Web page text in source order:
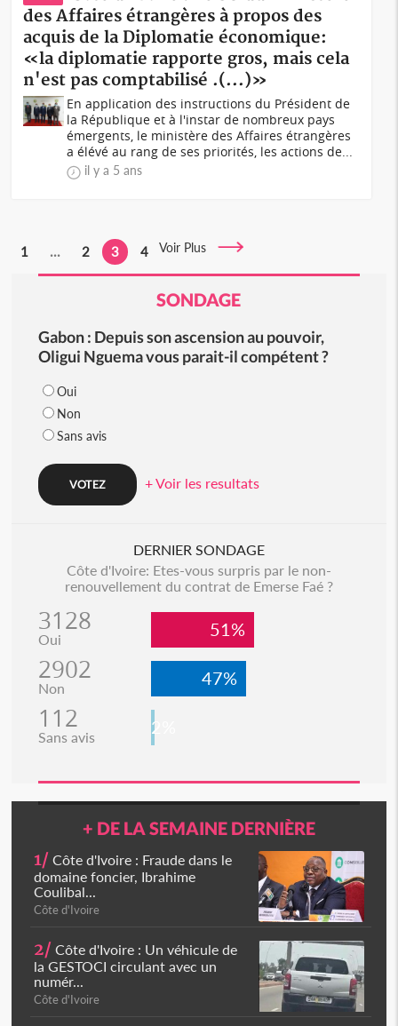
des Affaires étrangères à propos des
acquis de la Diplomatie économique:
«la diplomatie rapporte gros, mais cela
n'est pas comptabilisé .(...)»
En application des instructions du Président de
la République et à l'instar de nombreux pays
émergents, le ministère des Affaires étrangères
a élévé au rang de ses priorités, les actions de...
il y a 5 ans
1 ... 2 3 4 Voir Plus
SONDAGE
Gabon : Depuis son ascension au pouvoir,
Oligui Nguema vous parait-il compétent ?
Oui
Non
Sans avis
+ Voir les resultats
DERNIER SONDAGE
Côte d'Ivoire: Etes-vous surpris par le non-
renouvellement du contrat de Emerse Faé ?
3128
Oui 51%
2902
Non 47%
112
Sans avis 2%
+ DE LA SEMAINE DERNIÈRE
1/ Côte d'Ivoire : Fraude dans le
domaine foncier, Ibrahime
Coulibal...
Côte d'Ivoire
2/ Côte d'Ivoire : Un véhicule de
la GESTOCI circulant avec un
numér...
Côte d'Ivoire